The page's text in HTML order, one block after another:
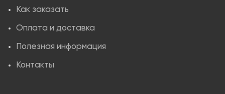
Как заказать
Оплата и доставка
Полезная информация
Контакты